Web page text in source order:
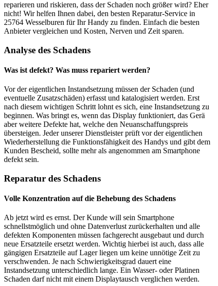
reparieren und riskieren, dass der Schaden noch größer wird? Eher
nicht! Wir helfen Ihnen dabei, den besten Reparatur-Service in
25764 Wesselburen für Ihr Handy zu finden. Einfach die besten
Anbieter vergleichen und Kosten, Nerven und Zeit sparen.
Analyse des Schadens
Was ist defekt? Was muss repariert werden?
Vor der eigentlichen Instandsetzung müssen der Schaden (und
eventuelle Zusatzschäden) erfasst und katalogisiert werden. Erst
nach diesem wichtigen Schritt lohnt es sich, eine Instandsetzung zu
beginnen. Was bringt es, wenn das Display funktioniert, das Gerä
aber weitere Defekte hat, welche den Neuanschaffungspreis
übersteigen. Jeder unserer Dienstleister prüft vor der eigentlichen
Wiederherstellung die Funktionsfähigkeit des Handys und gibt dem
Kunden Bescheid, sollte mehr als angenommen am Smartphone
defekt sein.
Reparatur des Schadens
Volle Konzentration auf die Behebung des Schadens
Ab jetzt wird es ernst. Der Kunde will sein Smartphone
schnellstmöglich und ohne Datenverlust zurückerhalten und alle
defekten Komponenten müssen fachgerecht ausgebaut und durch
neue Ersatzteile ersetzt werden. Wichtig hierbei ist auch, dass alle
gängigen Ersatzteile auf Lager liegen um keine unnötige Zeit zu
verschwenden. Je nach Schwierigkeitsgrad dauert eine
Instandsetzung unterschiedlich lange. Ein Wasser- oder Platinen
Schaden darf nicht mit einem Displaytausch verglichen werden.